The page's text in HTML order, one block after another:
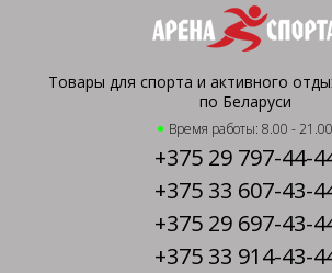
Товары для спорта и активного
по Беларуси
Время работы: 8.00 - 21.00
+375 29 797-44-
+375 33 607-43-
+375 29 697-43-
+375 33 914-43-